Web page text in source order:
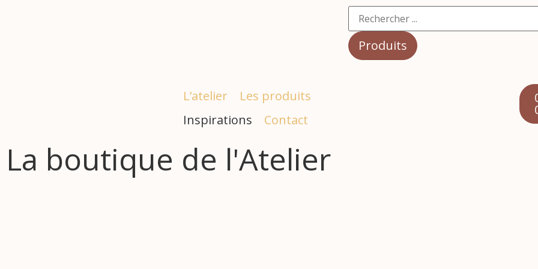
Produits
L’atelier
Les produits
Inspirations
Contact
La boutique de l'Atelier